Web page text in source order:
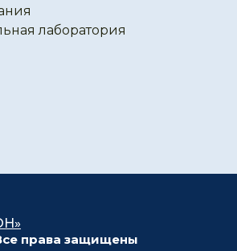
лаборатория
права защищены